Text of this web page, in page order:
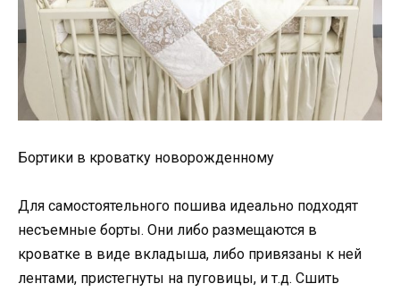
Бортики в кроватку новорожденному
Для самостоятельного пошива идеально подходят
несъемные борты. Они либо размещаются в
кроватке в виде вкладыша, либо привязаны к ней
лентами, пристегнуты на пуговицы, и т.д. Сшить